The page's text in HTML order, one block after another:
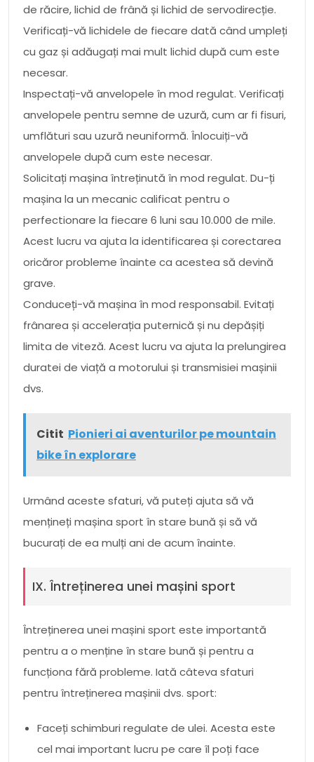
de răcire, lichid de frână și lichid de servodirecție.
Verificați-vă lichidele de fiecare dată când umpleți
cu gaz și adăugați mai mult lichid după cum este
necesar.
Inspectați-vă anvelopele în mod regulat. Verificați
anvelopele pentru semne de uzură, cum ar fi fisuri,
umflături sau uzură neuniformă. Înlocuiți-vă
anvelopele după cum este necesar.
Solicitați mașina întreținută în mod regulat. Du-ți
mașina la un mecanic calificat pentru o
perfectionare la fiecare 6 luni sau 10.000 de mile.
Acest lucru va ajuta la identificarea și corectarea
oricăror probleme înainte ca acestea să devină
grave.
Conduceți-vă mașina în mod responsabil. Evitați
frânarea și accelerația puternică și nu depășiți
limita de viteză. Acest lucru va ajuta la prelungirea
duratei de viață a motorului și transmisiei mașinii
dvs.
Citit Pionieri ai aventurilor pe mountain
bike în explorare
Urmând aceste sfaturi, vă puteți ajuta să vă
mențineți mașina sport în stare bună și să vă
bucurați de ea mulți ani de acum înainte.
IX. Întreținerea unei mașini sport
Întreținerea unei mașini sport este importantă
pentru a o menține în stare bună și pentru a
funcționa fără probleme. Iată câteva sfaturi
pentru întreținerea mașinii dvs. sport:
Faceți schimburi regulate de ulei. Acesta este
cel mai important lucru pe care îl poți face